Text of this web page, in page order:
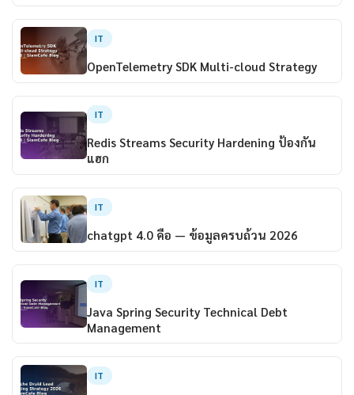
IT
OpenTelemetry SDK Multi-cloud Strategy
IT
Redis Streams Security Hardening ป้องกัน
แฮก
IT
chatgpt 4.0 คือ — ข้อมูลครบถ้วน 2026
IT
Java Spring Security Technical Debt
Management
IT